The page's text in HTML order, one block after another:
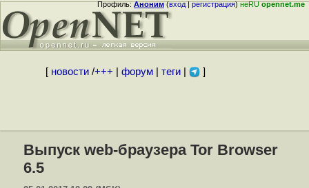
Профиль:Аноним(вход|регистрация)неRUopennet.me
[ новости/+++ форум| теги| ]
Выпуск web-браузера Tor Browser
6.5